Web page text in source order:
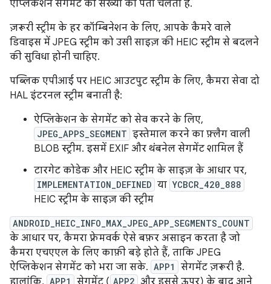
ऐप्लिकेशन सेगमेंट की संख्या का पता चलता है.
ज़रूरी स्ट्रीम के हर कॉम्बिनेशन के लिए, आपके कैमरे वाले
डिवाइस में JPEG स्ट्रीम को उसी साइज़ की HEIC स्ट्रीम से बदलने
की सुविधा होनी चाहिए.
पब्लिक एपीआई पर HEIC आउटपुट स्ट्रीम के लिए, कैमरा सेवा दो
HAL इंटरनल स्ट्रीम बनाती है:
ऐप्लिकेशन के सेगमेंट को सेव करने के लिए,
JPEG_APPS_SEGMENT इस्तेमाल करने का फ़्लैग वाली
BLOB स्ट्रीम. इसमें EXIF और थंबनेल सेगमेंट शामिल हैं
टारगेट कोडेक और HEIC स्ट्रीम के साइज़ के आधार पर,
IMPLEMENTATION_DEFINED या YCBCR_420_888
HEIC स्ट्रीम के साइज़ की स्ट्रीम
ANDROID_HEIC_INFO_MAX_JPEG_APP_SEGMENTS_COUNT
के आधार पर, कैमरा फ़्रेमवर्क ऐसे बफ़र असाइन करता है जो
कैमरा एचएएल के लिए काफ़ी बड़े होते हैं, ताकि JPEG
ऐप्लिकेशन सेगमेंट को भरा जा सके. APP1
सेगमेंट ज़रूरी है.
हालांकि, APP1 सेगमेंट ( APP2 और इससे ऊपर) के बाद आने